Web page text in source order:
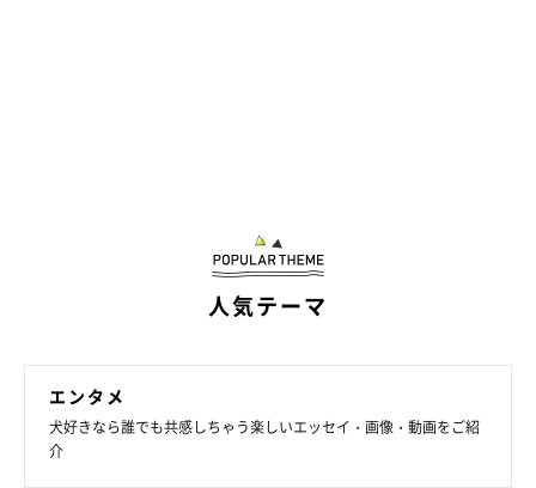
人気テーマ
エンタメ
犬好きなら誰でも共感しちゃう楽しいエッセイ・画像・動画をご紹
介